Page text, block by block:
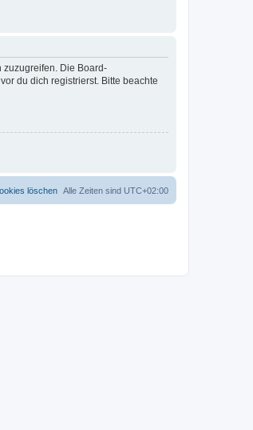
zuzugreifen. Die Board-
du dich registrierst. Bitte beachte
Alle Zeiten sind UTC+02:00
löschen